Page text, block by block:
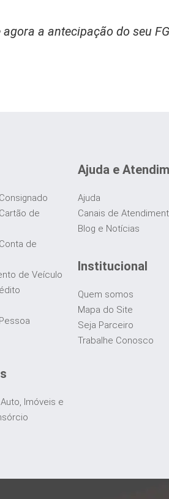
a antecipação do seu
de
de
de Veículo
Imóveis e
Ajuda e
Ajuda
Canais de
Blog e Notícias
Institucional
Quem somos
Mapa do Site
Seja Parceiro
Trabalhe Conosco